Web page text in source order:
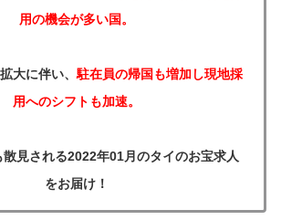
用の機会が多い国。
大に伴い、 駐在員の帰国も増加し現地採
用へのシフトも加速。
見される2022年01月のタイのお宝求人
をお届け！